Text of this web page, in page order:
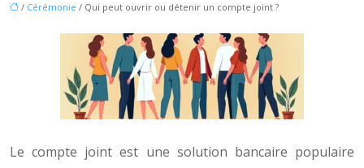
/ Cérémonie / Qui peut ouvrir ou détenir un compte joint ?
Le compte joint est une solution bancaire populaire